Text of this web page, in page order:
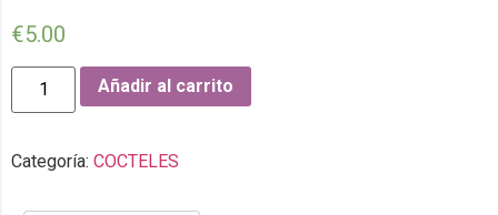
€5.00
Añadir al carrito
Categoría: COCTELES